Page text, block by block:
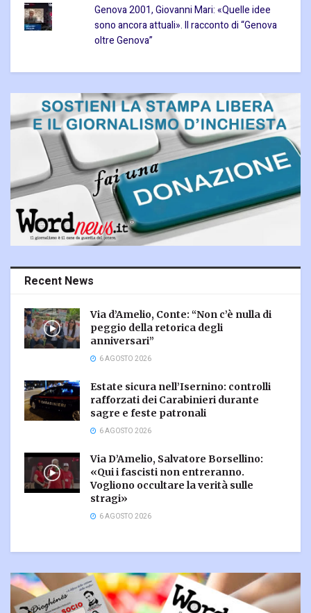
Genova 2001, Giovanni Mari: «Quelle idee
sono ancora attuali». Il racconto di “Genova
oltre Genova”
Recent News
Via d’Amelio, Conte: “Non c’è nulla di
peggio della retorica degli
anniversari”
6 AGOSTO 2026
Estate sicura nell’Isernino: controlli
rafforzati dei Carabinieri durante
sagre e feste patronali
6 AGOSTO 2026
Via D’Amelio, Salvatore Borsellino:
«Qui i fascisti non entreranno.
Vogliono occultare la verità sulle
stragi»
6 AGOSTO 2026